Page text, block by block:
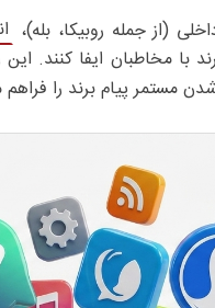
(از جمله روبیکا، بله)،
مخاطبان ایفا کنند.
مستمر پیام برند را فراهم